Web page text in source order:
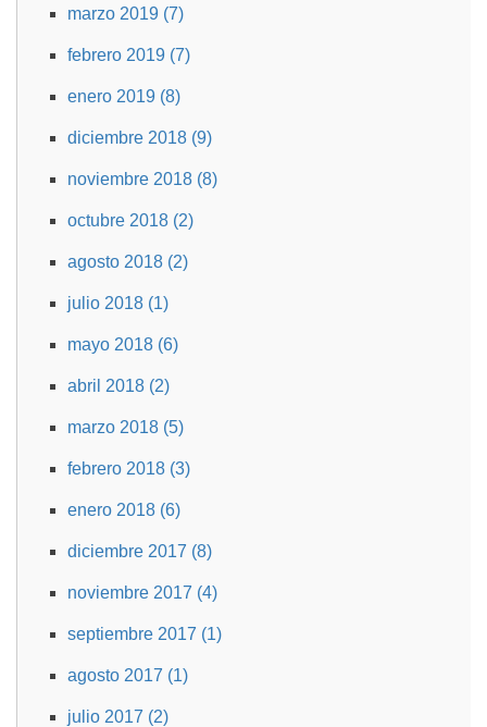
marzo 2019 (7)
febrero 2019 (7)
enero 2019 (8)
diciembre 2018 (9)
noviembre 2018 (8)
octubre 2018 (2)
agosto 2018 (2)
julio 2018 (1)
mayo 2018 (6)
abril 2018 (2)
marzo 2018 (5)
febrero 2018 (3)
enero 2018 (6)
diciembre 2017 (8)
noviembre 2017 (4)
septiembre 2017 (1)
agosto 2017 (1)
julio 2017 (2)